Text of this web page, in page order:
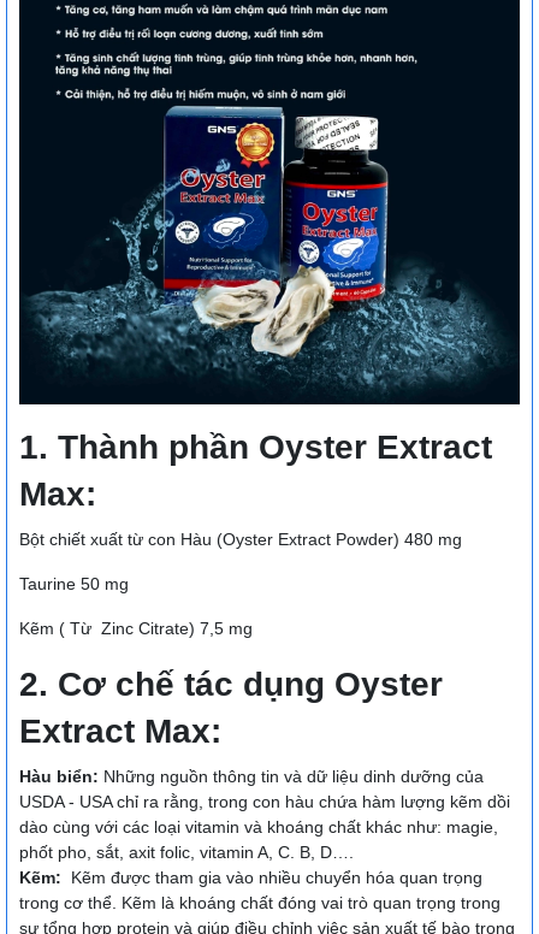
1. Thành phần Oyster Extract
Max:
Bột chiết xuất từ con Hàu (Oyster Extract Powder) 480 mg
Taurine 50 mg
Kẽm ( Từ Zinc Citrate) 7,5 mg
2. Cơ chế tác dụng Oyster
Extract Max:
Hàu biển: Những nguồn thông tin và dữ liệu dinh dưỡng của
USDA - USA chỉ ra rằng, trong con hàu chứa hàm lượng kẽm dồi
dào cùng với các loại vitamin và khoáng chất khác như: magie,
phốt pho, sắt, axit folic, vitamin A, C. B, D….
Kẽm:
Kẽm được tham gia vào nhiều chuyển hóa quan trọng
trong cơ thể. Kẽm là khoáng chất đóng vai trò quan trọng trong
sự tổng hơp protein và giúp điều chỉnh việc sản xuất tế bào trong